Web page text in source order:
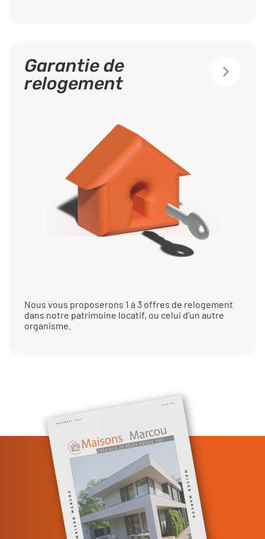
Garantie de
relogement
Nous vous proposerons 1 à 3 offres de relogement
dans notre patrimoine locatif, ou celui d’un autre
organisme.